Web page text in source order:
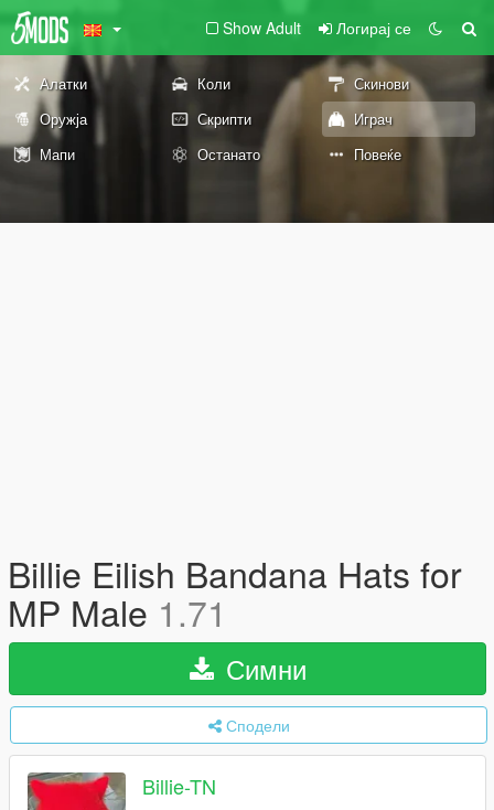
Show Adult Логирај се
Алатки Коли
Скинови
Оружја
Скрипти
Играч
Мапи
Останато Повеќе
Billie Eilish Bandana Hats for
MP Male 1.71
Симни
Сподели
Billie-TN